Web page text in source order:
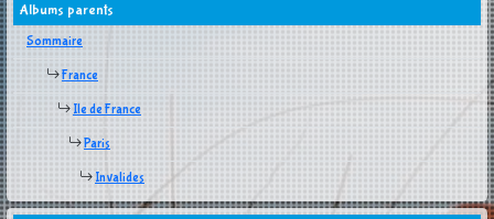
Albums parents
Sommaire
France
Ile de France
Paris
Invalides